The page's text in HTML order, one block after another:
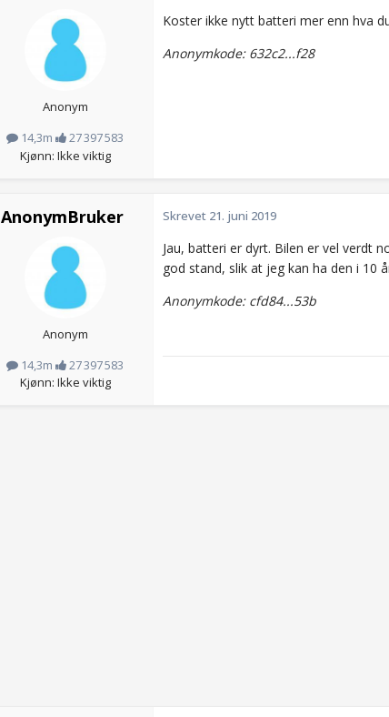
Anonym
14,3m
27 397 583
Kjønn: Ikke viktig
Koster ikke nytt batteri mer enn hva
Anonymkode: 632c2...f28
AnonymBruker
Anonym
14,3m
27 397 583
Kjønn: Ikke viktig
Skrevet 21. juni 2019
Jau, batteri er dyrt. Bilen er vel verdt
god stand, slik at jeg kan ha den i 10
Anonymkode: cfd84...53b